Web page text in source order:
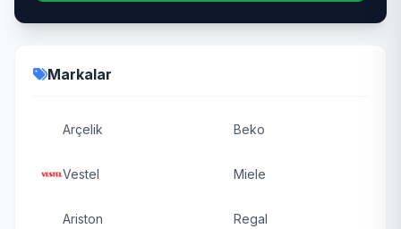
Markalar
Arçelik Beko
Vestel Miele
Ariston Regal